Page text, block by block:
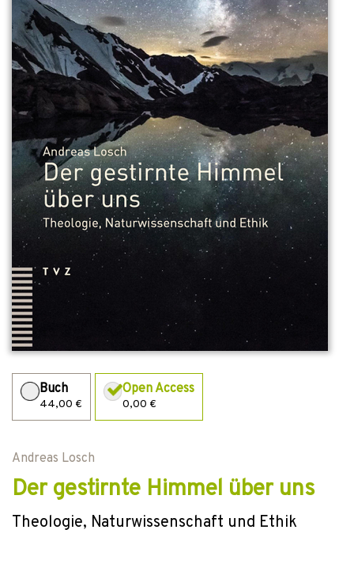
Buch
44,00 €
Open Access
0,00 €
Andreas Losch
Der gestirnte Himmel über uns
Theologie, Naturwissenschaft und Ethik